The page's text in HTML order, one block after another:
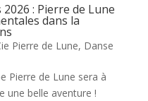
: Pierre de Lune
dans la
Pierre de Lune, Danse
Pierre de Lune sera à
une belle aventure !